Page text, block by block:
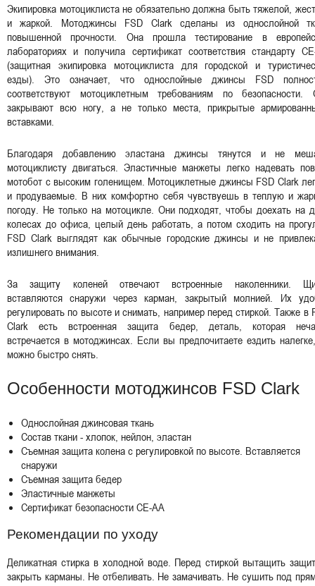
Экипировка мотоциклиста не обязательно должна быть тяжелой,
и жаркой. Мотоджинсы FSD Clark сделаны из однослойной
повышенной прочности. Она прошла тестирование в
лабораториях и получила сертификат соответствия стандарту
(защитная экипировка мотоциклиста для городской и
езды). Это означает, что однослойные джинсы FSD
соответствуют мотоциклетным требованиям по безопасности.
закрывают всю ногу, а не только места, прикрытые
вставками.
Благодаря добавлению эластана джинсы тянутся и не
мотоциклисту двигаться. Эластичные манжеты легко надевать
мотобот с высоким голенищем. Мотоциклетные джинсы FSD Clark
и продуваемые. В них комфортно себя чувствуешь в теплую и
погоду. Не только на мотоцикле. Они подходят, чтобы доехать на
колесах до офиса, целый день работать, а потом сходить на
FSD Clark выглядят как обычные городские джинсы и не
излишнего внимания.
За защиту коленей отвечают встроенные наколенники.
вставляются снаружи через карман, закрытый молнией. Их
регулировать по высоте и снимать, например перед стиркой. Также в
Clark есть встроенная защита бедер, деталь, которая
встречается в мотоджинсах. Если вы предпочитаете ездить
можно быстро снять.
Особенности мотоджинсов FSD Clark
Однослойная джинсовая ткань
Состав ткани - хлопок, нейлон, эластан
Съемная защита колена с регулировкой по высоте. Вставляется
снаружи
Съемная защита бедер
Эластичные манжеты
Сертификат безопасности CE-AA
Рекомендации по уходу
Деликатная стирка в холодной воде. Перед стиркой вытащить
закрыть карманы. Не отбеливать. Не замачивать. Не сушить под